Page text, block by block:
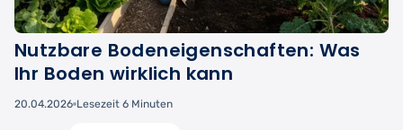
Nutzbare Bodeneigenschaften: Was
Ihr Boden wirklich kann
20.04.2026 Lesezeit 6 Minuten